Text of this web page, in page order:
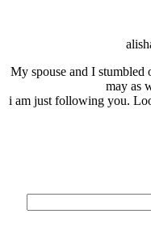
My spouse and I stumbled
may as
i am just following you.